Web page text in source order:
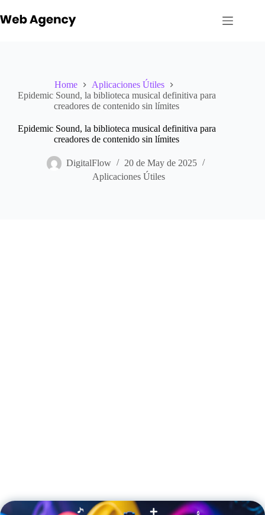
to
content
Home
Aplicaciones Útiles
Epidemic Sound, la biblioteca musical definitiva para
creadores de contenido sin límites
Epidemic Sound, la biblioteca musical definitiva para
creadores de contenido sin límites
DigitalFlow
20 de May de 2025
Aplicaciones Útiles